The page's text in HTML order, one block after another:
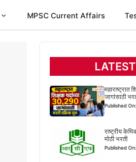
MPSC Current Affairs
महाराष्ट्रात
जागांसाठी
Published
राष्ट्रीय
मोठी भरती
Published